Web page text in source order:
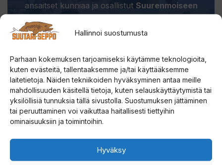
Hallinnoi suostumusta
Parhaan kokemuksen tarjoamiseksi käytämme teknologioita,
kuten evästeitä, tallentaaksemme ja/tai käyttääksemme
laitetietoja. Näiden tekniikoiden hyväksyminen antaa meille
mahdollisuuden käsitellä tietoja, kuten selauskäyttäytymistä tai
yksilöllisiä tunnuksia tällä sivustolla. Suostumuksen jättäminen
tai peruuttaminen voi vaikuttaa haitallisesti tiettyihin
ominaisuuksiin ja toimintoihin.
Hyväksy
ansaitset kunniaa ja osallistut Suurenmoiseen
Saaliskisaan, jossa tarjolla meheviä palkintoja.
SUUTARI-SEPON
Saaliskuvia ja viehevinkkejä Lapista.